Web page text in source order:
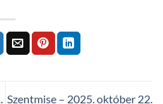
Szentmise – 2025. október 22.